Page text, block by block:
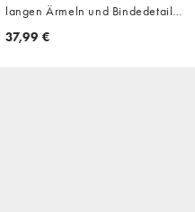
langen Ärmeln und Bindedetail
in Burgunderrot
37,99 €